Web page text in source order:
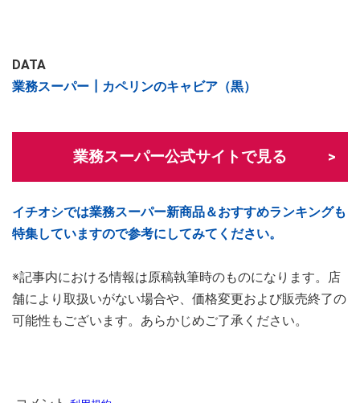
DATA
業務スーパー┃カペリンのキャビア（黒）
業務スーパー公式サイトで見る
イチオシでは業務スーパー新商品＆おすすめランキングも
特集していますので参考にしてみてください。
※記事内における情報は原稿執筆時のものになります。店
舗により取扱いがない場合や、価格変更および販売終了の
可能性もございます。あらかじめご了承ください。